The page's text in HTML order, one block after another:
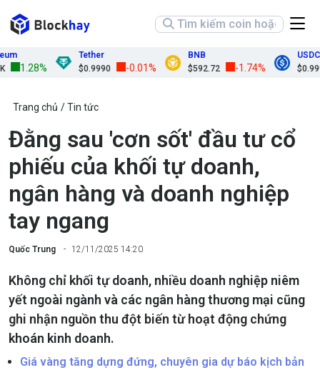
1.28%
Tether
$0.9990
-0.01%
BNB
$592.72
-1.74%
USDC
$0.9999
Trang chủ Tin tức
Đằng sau 'cơn sốt' đầu tư cổ
phiếu của khối tự doanh,
ngân hàng và doanh nghiệp
tay ngang
Quốc Trung 12/11/2025 14:20
Không chỉ khối tự doanh, nhiều doanh nghiệp niêm
yết ngoài ngành và các ngân hàng thương mại cũng
ghi nhận nguồn thu đột biến từ hoạt động chứng
khoán kinh doanh.
Giá vàng tăng dựng đứng, chuyên gia dự báo kịch bản